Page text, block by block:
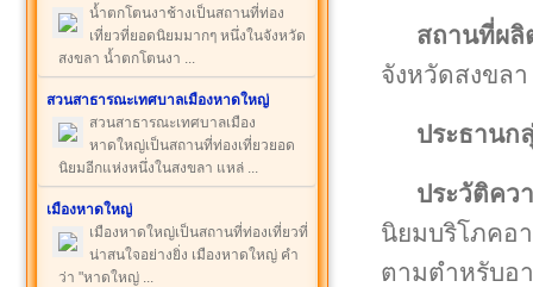
น้ำตกโตนงาช้างเป็นสถานที่ท่อง
เที่ยวที่ยอดนิยมมากๆ หนึ่งในจังหวัด
สงขลา น้ำตกโตนงา ...
สวนสาธารณะเทศบาลเมืองหาดใหญ่
สวนสาธารณะเทศบาลเมือง
หาดใหญ่เป็นสถานที่ท่องเที่ยวยอด
นิยมอีกแห่งหนึ่งในสงขลา แหล่ ...
เมืองหาดใหญ่
เมืองหาดใหญ่เป็นสถานที่ท่องเที่ยวที่
น่าสนใจอย่างยิ่ง เมืองหาดใหญ่ คำ
ว่า "หาดใหญ่ ...
สถานที่ผลิ
จังหวัดสงขล
ประธานก
ประวัติคว
นิยมบริโภคอ
ตามตำหรับอ